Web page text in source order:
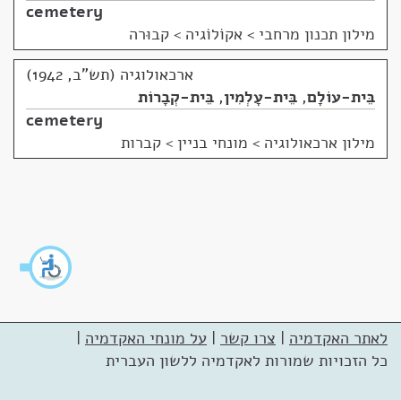
cemetery
מילון תכנון מרחבי > אקוֹלוֹגיה > קבוּרה
ארכאולוגיה (תש"ב, 1942)
בֵּית-עוֹלָם, בֵּית-עָלְמִין, בֵּית-קְבָרוֹת
cemetery
מילון ארכאולוגיה > מונחי בניין > קברות
לאתר האקדמיה | צרו קשר | על מונחי האקדמיה |
כל הזכויות שמורות לאקדמיה ללשון העברית